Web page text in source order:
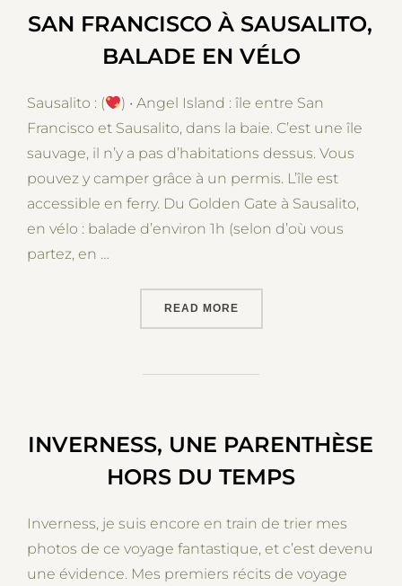
SAN FRANCISCO À SAUSALITO,
BALADE EN VÉLO
Sausalito : (
) • Angel Island : île entre San
Francisco et Sausalito, dans la baie. C’est une île
sauvage, il n’y a pas d’habitations dessus. Vous
pouvez y camper grâce à un permis. L’île est
accessible en ferry. Du Golden Gate à Sausalito,
en vélo : balade d’environ 1h (selon d’où vous
partez, en …
READ MORE“SAN FRANCISCO À
INVERNESS, UNE PARENTHÈSE
HORS DU TEMPS
Inverness, je suis encore en train de trier mes
photos de ce voyage fantastique, et c’est devenu
une évidence. Mes premiers récits de voyage